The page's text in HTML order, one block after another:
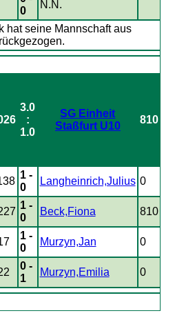
0
N.N.
hat seine Mannschaft aus
3.0
:
1.0
SG Einheit
Staßfurt U10
810
1 -
0
Langheinrich,Julius 0
1 -
0
Beck,Fiona 810
1 -
0
Murzyn,Jan 0
0 -
1
Murzyn,Emilia 0